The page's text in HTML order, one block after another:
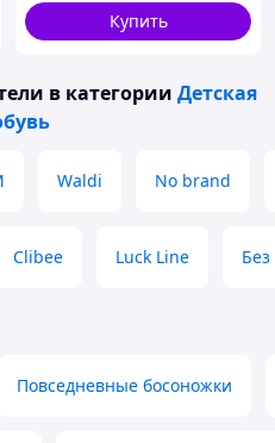
Купить
в категории Детская
Waldi No brand
Clibee Luck Line
Повседневные босоножки